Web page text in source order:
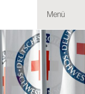
Menü